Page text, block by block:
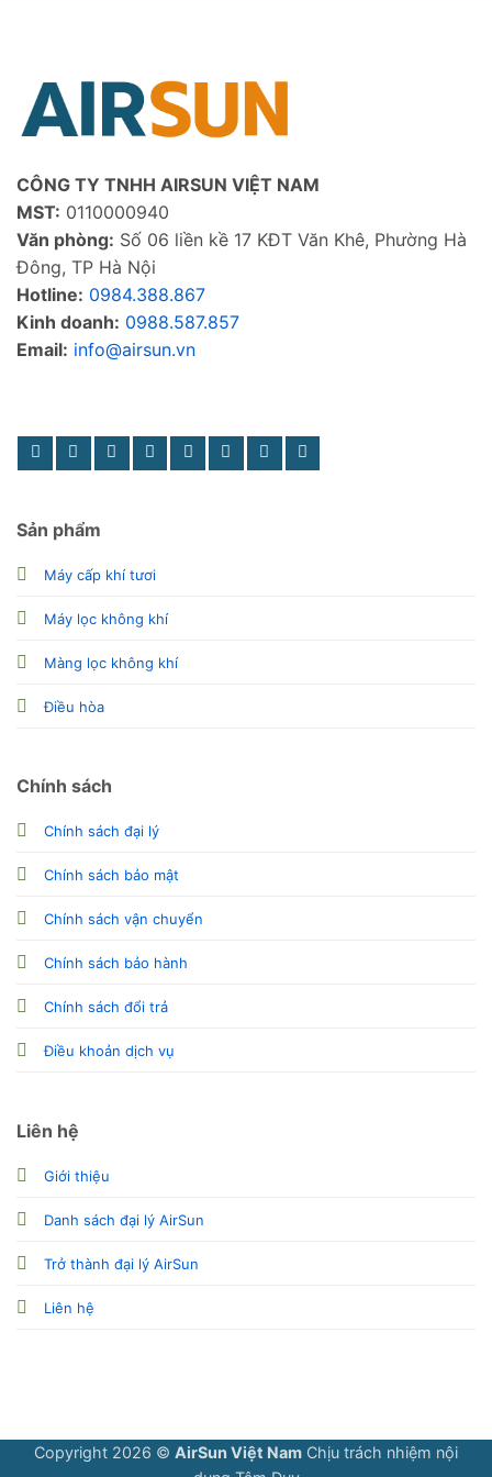
CÔNG TY TNHH AIRSUN VIỆT NAM
MST: 0110000940
Văn phòng: Số 06 liền kề 17 KĐT Văn Khê, Phường Hà
Đông, TP Hà Nội
Hotline: 0984.388.867
Kinh doanh: 0988.587.857
Email: info@airsun.vn
Sản phẩm
Máy cấp khí tươi
Máy lọc không khí
Màng lọc không khí
Điều hòa
Chính sách
Chính sách đại lý
Chính sách bảo mật
Chính sách vận chuyển
Chính sách bảo hành
Chính sách đổi trả
Điều khoản dịch vụ
Liên hệ
Giới thiệu
Danh sách đại lý AirSun
Trở thành đại lý AirSun
Liên hệ
Copyright 2026 © AirSun Việt Nam Chịu trách nhiệm nội